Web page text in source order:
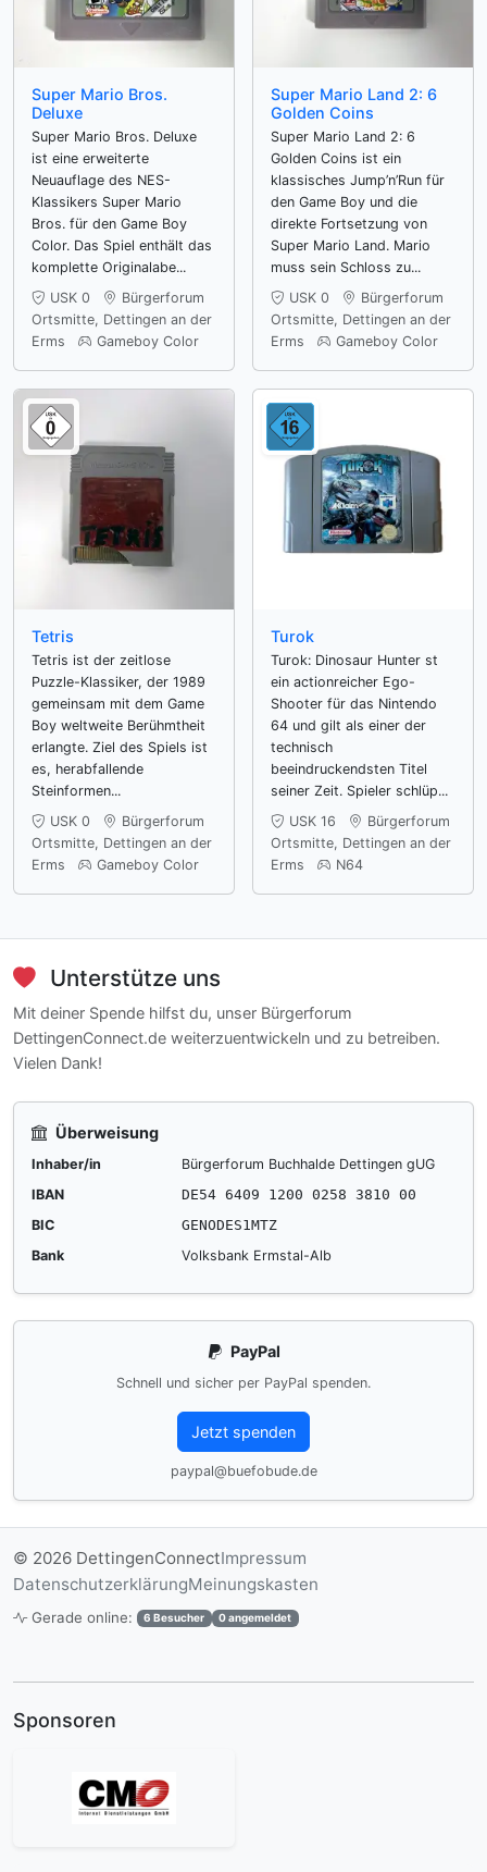
Super Mario Bros.
Deluxe
Super Mario Bros. Deluxe
ist eine erweiterte
Neuauflage des NES-
Klassikers Super Mario
Bros. für den Game Boy
Color. Das Spiel enthält das
komplette Originalabe...
USK 0
Bürgerforum
Ortsmitte, Dettingen an der
Erms
Gameboy Color
Super Mario Land 2: 6
Golden Coins
Super Mario Land 2: 6
Golden Coins ist ein
klassisches Jump’n’Run für
den Game Boy und die
direkte Fortsetzung von
Super Mario Land. Mario
muss sein Schloss zu...
USK 0
Bürgerforum
Ortsmitte, Dettingen an der
Erms
Gameboy Color
Tetris
Tetris ist der zeitlose
Puzzle-Klassiker, der 1989
gemeinsam mit dem Game
Boy weltweite Berühmtheit
erlangte. Ziel des Spiels ist
es, herabfallende
Steinformen...
USK 0
Bürgerforum
Ortsmitte, Dettingen an der
Erms
Gameboy Color
Turok
Turok: Dinosaur Hunter st
ein actionreicher Ego-
Shooter für das Nintendo
64 und gilt als einer der
technisch
beeindruckendsten Titel
seiner Zeit. Spieler schlüp...
USK 16
Bürgerforum
Ortsmitte, Dettingen an der
Erms
N64
Unterstütze uns
Mit deiner Spende hilfst du, unser Bürgerforum
DettingenConnect.de weiterzuentwickeln und zu betreiben.
Vielen Dank!
Überweisung
Inhaber/in
Bürgerforum Buchhalde Dettingen gUG
IBAN
DE54 6409 1200 0258 3810 00
BIC
GENODES1MTZ
Bank
Volksbank Ermstal-Alb
PayPal
Schnell und sicher per PayPal spenden.
Jetzt spenden
paypal@buefobude.de
© 2026 DettingenConnectImpressum
DatenschutzerklärungMeinungskasten
Gerade online: 6 Besucher 0 angemeldet
Sponsoren